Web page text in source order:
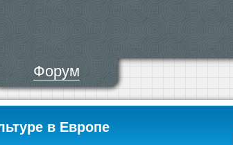
Форум
в Европе